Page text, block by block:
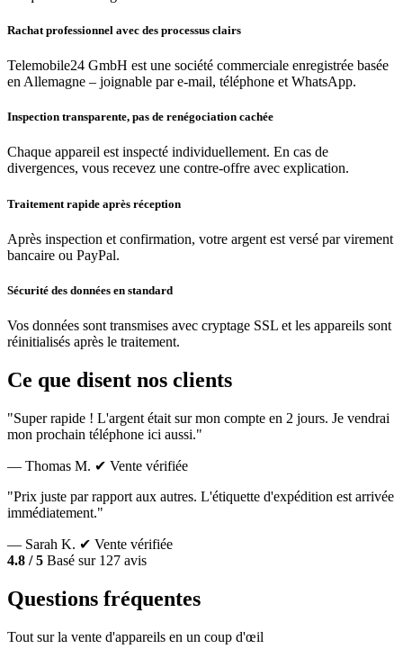
Rachat professionnel avec des processus clairs
Telemobile24 GmbH est une société commerciale enregistrée basée
en Allemagne – joignable par e-mail, téléphone et WhatsApp.
Inspection transparente, pas de renégociation cachée
Chaque appareil est inspecté individuellement. En cas de
divergences, vous recevez une contre-offre avec explication.
Traitement rapide après réception
Après inspection et confirmation, votre argent est versé par virement
bancaire ou PayPal.
Sécurité des données en standard
Vos données sont transmises avec cryptage SSL et les appareils sont
réinitialisés après le traitement.
Ce que disent nos clients
"Super rapide ! L'argent était sur mon compte en 2 jours. Je vendrai
mon prochain téléphone ici aussi."
— Thomas M. ✔ Vente vérifiée
"Prix juste par rapport aux autres. L'étiquette d'expédition est arrivée
immédiatement."
— Sarah K. ✔ Vente vérifiée
4.8 / 5 Basé sur 127 avis
Questions fréquentes
Tout sur la vente d'appareils en un coup d'œil